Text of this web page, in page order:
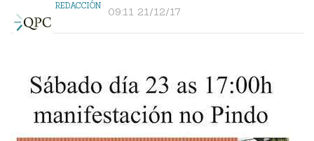
REDACCIÓN 09:11 21/12/17